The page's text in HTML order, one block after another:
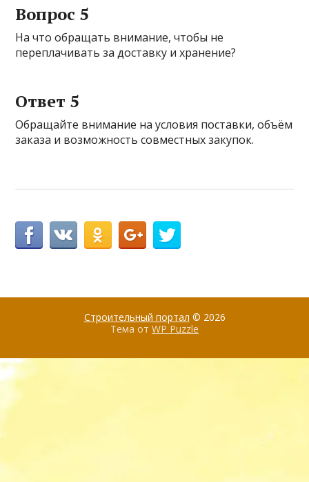
Вопрос 5
На что обращать внимание, чтобы не
переплачивать за доставку и хранение?
Ответ 5
Обращайте внимание на условия поставки, объём
заказа и возможность совместных закупок.
Строительный портал © 2026
Тема от WP Puzzle